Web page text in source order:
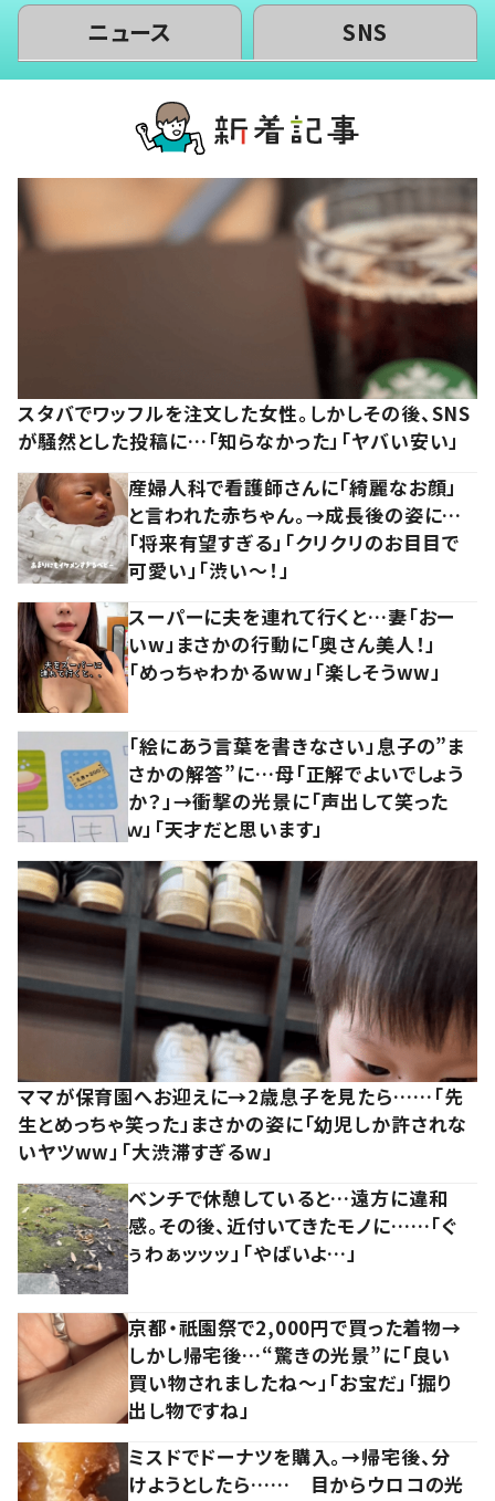
ニュース SNS
スタバでワッフルを注文した女性。しかしその後、SNS
が騒然とした投稿に…「知らなかった」「ヤバい安い」
産婦人科で看護師さんに「綺麗なお顔」
と言われた赤ちゃん。→成長後の姿に…
「将来有望すぎる」「クリクリのお目目で
可愛い」「渋い～！」
スーパーに夫を連れて行くと…妻「おー
いw」まさかの行動に「奥さん美人！」
「めっちゃわかるww」「楽しそうww」
「絵にあう言葉を書きなさい」息子の”ま
さかの解答”に…母「正解でよいでしょう
か？」→衝撃の光景に「声出して笑った
ｗ」「天才だと思います」
ママが保育園へお迎えに→2歳息子を見たら……「先
生とめっちゃ笑った」まさかの姿に「幼児しか許されな
いヤツww」「大渋滞すぎるw」
ベンチで休憩していると…遠方に違和
感。その後、近付いてきたモノに……「ぐ
ぅわぁッッッ」「やばいよ…」
京都・祇園祭で2,000円で買った着物→
しかし帰宅後…“驚きの光景”に「良い
買い物されましたね～」「お宝だ」「掘り
出し物ですね」
ミスドでドーナツを購入。→帰宅後、分
けようとしたら…… 目からウロコの光